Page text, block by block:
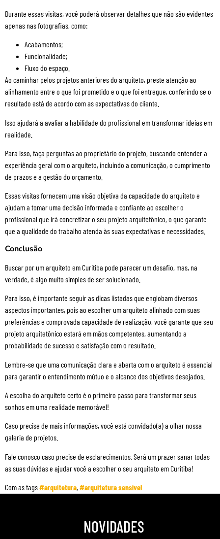
Durante essas visitas, você poderá observar detalhes que não são evidentes
apenas nas fotografias, como:
Acabamentos;
Funcionalidade;
Fluxo do espaço.
Ao caminhar pelos projetos anteriores do arquiteto, preste atenção ao
alinhamento entre o que foi prometido e o que foi entregue, conferindo se o
resultado está de acordo com as expectativas do cliente.
Isso ajudará a avaliar a habilidade do profissional em transformar ideias em
realidade.
Para isso, faça perguntas ao proprietário do projeto, buscando entender a
experiência geral com o arquiteto, incluindo a comunicação, o cumprimento
de prazos e a gestão do orçamento.
Essas visitas fornecem uma visão objetiva da capacidade do arquiteto e
ajudam a tomar uma decisão informada e confiante ao escolher o
profissional que irá concretizar o seu projeto arquitetônico, o que garante
que a qualidade do trabalho atenda às suas expectativas e necessidades.
Conclusão
Buscar por um arquiteto em Curitiba pode parecer um desafio, mas, na
verdade, é algo muito simples de ser solucionado.
Para isso, é importante seguir as dicas listadas que englobam diversos
aspectos importantes, pois ao escolher um arquiteto alinhado com suas
preferências e comprovada capacidade de realização, você garante que seu
projeto arquitetônico estará em mãos competentes, aumentando a
probabilidade de sucesso e satisfação com o resultado.
Lembre-se que uma comunicação clara e aberta com o arquiteto é essencial
para garantir o entendimento mútuo e o alcance dos objetivos desejados.
A escolha do arquiteto certo é o primeiro passo para transformar seus
sonhos em uma realidade memorável!
Caso precise de mais informações, você está convidado(a) a olhar nossa
galeria de projetos.
Fale conosco caso precise de esclarecimentos. Será um prazer sanar todas
as suas dúvidas e ajudar você a escolher o seu arquiteto em Curitiba!
Com as tags#arquitetura, #arquitetura sensível
NOVIDADES